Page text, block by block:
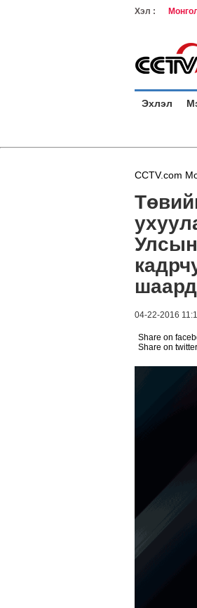
Хэл :
Эхлэл
CCTV.com
04-22-2016
Share on
Share on twitter